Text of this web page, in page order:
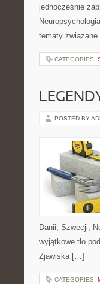
jednocześnie
tematy
CATEGORIES:
POSTED BY
Danii, Szwecji,
wyjątkowe tło
Zjawiska […]
CATEGORIES: